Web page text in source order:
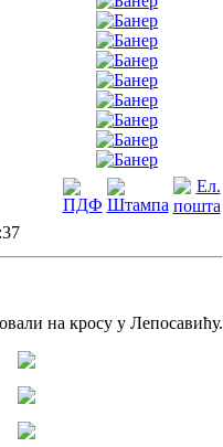
на кросу у Лепосавићу.